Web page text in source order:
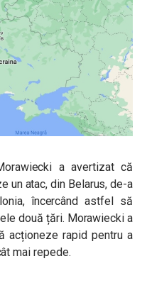
a avertizat că
un atac, din Belarus, de-a
încercând astfel să
două țări. Morawiecki a
acționeze rapid pentru a
mai repede.